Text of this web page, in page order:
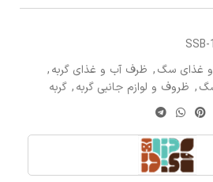
غذای سگ, ظرف آب و غذای گربه,
, ظروف و لوازم جانبی گربه, گربه